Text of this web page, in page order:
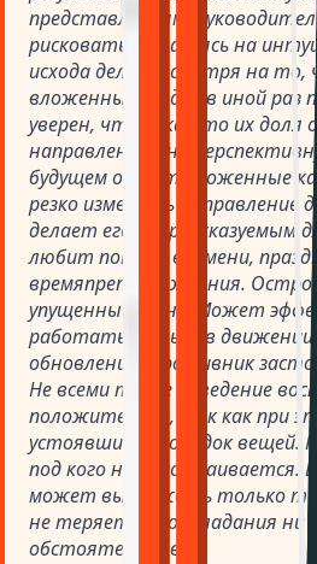
представлениям.
рисковать, полагаясь на
исхода дела. Несмотря на
вложенных средств иной раз
уверен, что какая-то их доля
направленной на
будущем окупит вложенные
резко изменить направление
делает его непредсказуемым
любит потерь времени,
времяпрепровождения.
упущенный шанс. Может
работать только в
обновлении. Противник
Не всеми такое поведение
положительно, так как при
устоявшийся порядок вещей.
под кого не подстраивается.
может выдержать только
не теряет самообладания ни
обстоятельствах.